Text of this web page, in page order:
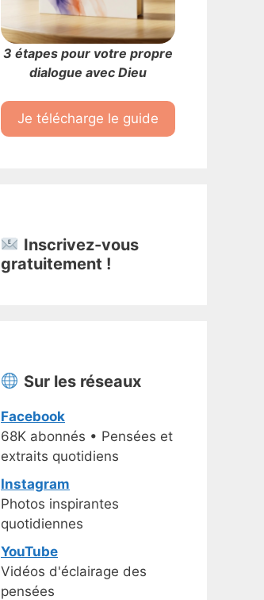
3 étapes pour votre propre
dialogue avec Dieu
Je télécharge le guide
Inscrivez-vous
gratuitement !
Sur les réseaux
Facebook
68K abonnés • Pensées et
extraits quotidiens
Instagram
Photos inspirantes
quotidiennes
YouTube
Vidéos d'éclairage des
pensées